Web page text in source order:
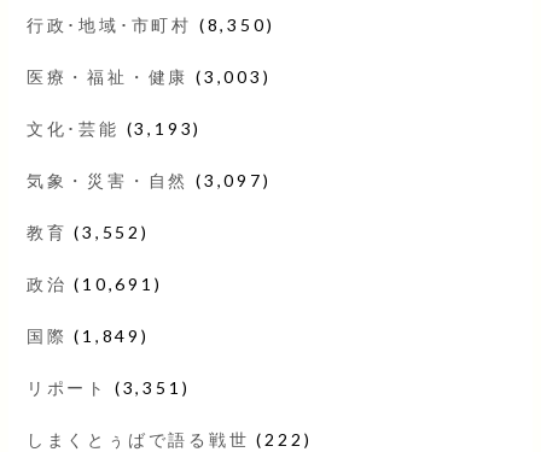
行政･地域･市町村 (8,350)
医療・福祉・健康 (3,003)
文化･芸能 (3,193)
気象・災害・自然 (3,097)
教育 (3,552)
政治 (10,691)
国際 (1,849)
リポート (3,351)
しまくとぅばで語る戦世 (222)